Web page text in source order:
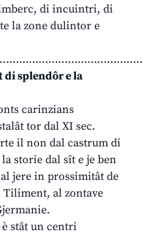
di incuintri, di
la zone dulintor e
di splendôr e la
carinzians
tor dal XI sec.
il non dal castrum di
la storie dal sît e je ben
jere in prossimitât de
al zontave
stât un centri